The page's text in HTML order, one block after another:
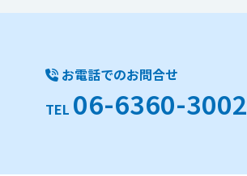
お電話でのお問合せ
TEL 06-6360-3002